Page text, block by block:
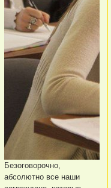
Безоговорочно,
абсолютно все наши